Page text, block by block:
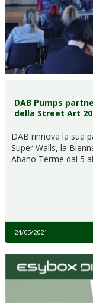
DAB Pumps
della Street Art
DAB rinnova la sua
Super Walls, la
Abano Terme dal 5
24/05/2021